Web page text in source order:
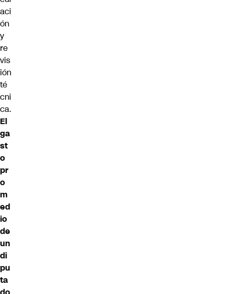
aci
ón
y
re
vis
ión
té
cni
ca.
El
ga
st
o
pr
o
m
ed
io
de
un
di
pu
ta